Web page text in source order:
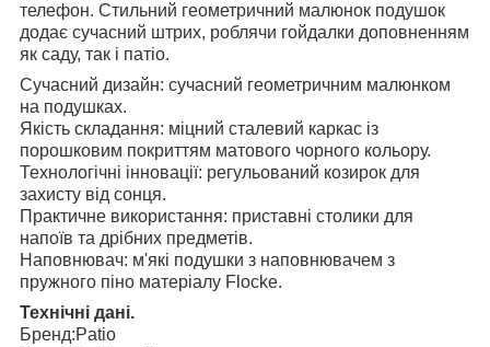
телефон. Стильний геометричний малюнок подушок
додає сучасний штрих, роблячи гойдалки доповненням
як саду, так і патіо.
Сучасний дизайн: сучасний геометричним малюнком
на подушках.
Якість складання: міцний сталевий каркас із
порошковим покриттям матового чорного кольору.
Технологічні інновації: регульований козирок для
захисту від сонця.
Практичне використання: приставні столики для
напоїв та дрібних предметів.
Наповнювач: м'які подушки з наповнювачем з
пружного піно матеріалу Flocke.
Технічні дані.
Бренд:Patio